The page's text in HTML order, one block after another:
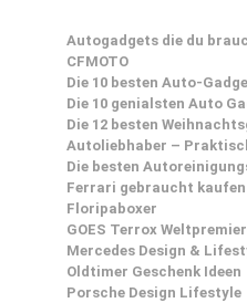
Autogadgets die du
CFMOTO
Die 10 besten Auto-
Die 10 genialsten Auto
Die 12 besten
Autoliebhaber –
Die besten
Ferrari gebraucht kaufen
Floripaboxer
GOES Terrox
Mercedes Design &
Oldtimer Geschenk Ideen
Porsche Design Lifestyle